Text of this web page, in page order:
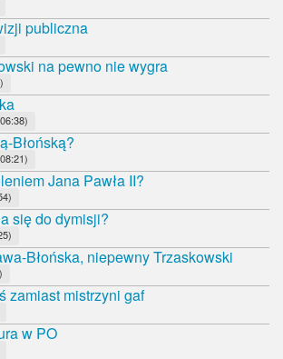
publiczna
na pewno nie wygra
Błońską?
Jana Pawła II?
się do dymisji?
Błońska, niepewny Trzaskowski
zamiast mistrzyni gaf
w PO